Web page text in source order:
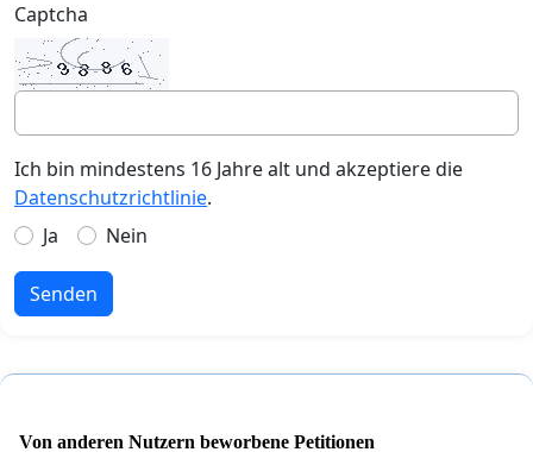
Captcha
Ich bin mindestens 16 Jahre alt und akzeptiere die
Datenschutzrichtlinie.
Ja
Nein
Senden
Von anderen Nutzern beworbene Petitionen